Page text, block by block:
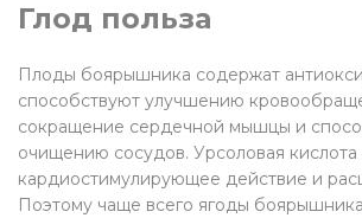
Глод польза
Плоды боярышника содержат
способствуют улучшению
сокращение сердечной мышцы и
очищению сосудов. Урсоловая кислота
кардиостимулирующее действие и
Поэтому чаще всего ягоды